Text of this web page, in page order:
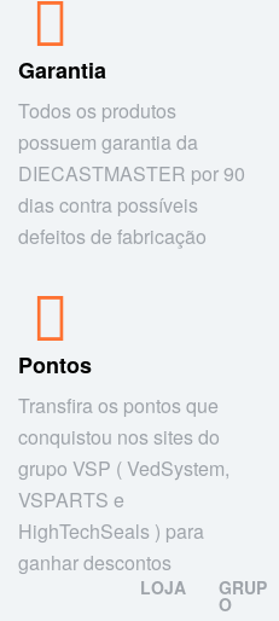
Garantia
Todos os produtos
possuem garantia da
DIECASTMASTER por 90
dias contra possíveis
defeitos de fabricação
Pontos
Transfira os pontos que
conquistou nos sites do
grupo VSP ( VedSystem,
VSPARTS e
HighTechSeals ) para
ganhar descontos
LOJA GRUP
O